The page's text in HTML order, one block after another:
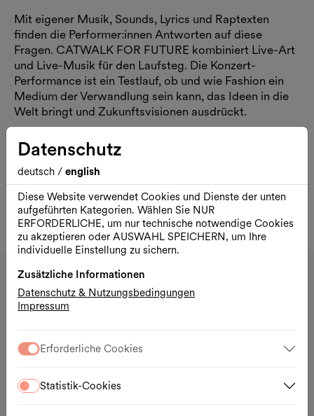
Mit eigener Musik, Sounds, Lyrics und Raptexten
finden die Performer:innen Antworten auf diese
Fragen. CATWALK FOR FUTURE kombiniert Live-Art
und Live-Musik für den Laufsteg. Die Konzert-
Performance ist ein Testlauf, ob und wie Fashion ein
Medium der Verwandlung sein kann, das Ideen in die
Welt bringt und Zukunftsvisionen ausdrückt.
Theaterwerkstatt ihre Arbeit im Rahmen des
FESTIVALS DER THEATERWERKSTÄTTEN. Die
Premiere der Produktion findet am Sa., 20.06. statt.
Die Derniere im Rahmen des WILD & SCHÖN
FESTIVALS.
DSCHUNGEL WIEN
Datenschutz
deutsch / english
Diese Website verwendet Cookies und Dienste der unten
aufgeführten Kategorien. Wählen Sie NUR
ERFORDERLICHE, um nur technische notwendige Cookies
zu akzeptieren oder AUSWAHL SPEICHERN, um Ihre
individuelle Einstellung zu sichern.
Zusätzliche Informationen
Datenschutz & Nutzungsbedingungen
Impressum
Erforderliche Cookies
Statistik-Cookies